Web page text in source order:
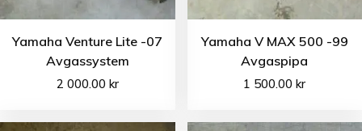
Yamaha Venture Lite -07
Avgassystem
2 000.00 kr
Yamaha V MAX 500 -99
Avgaspipa
1 500.00kr